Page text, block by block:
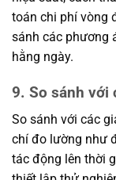
toán chi phí vòng
sánh các phương
hằng ngày.
9. So sánh với
So sánh với các
chí đo lường như
tác động lên thời